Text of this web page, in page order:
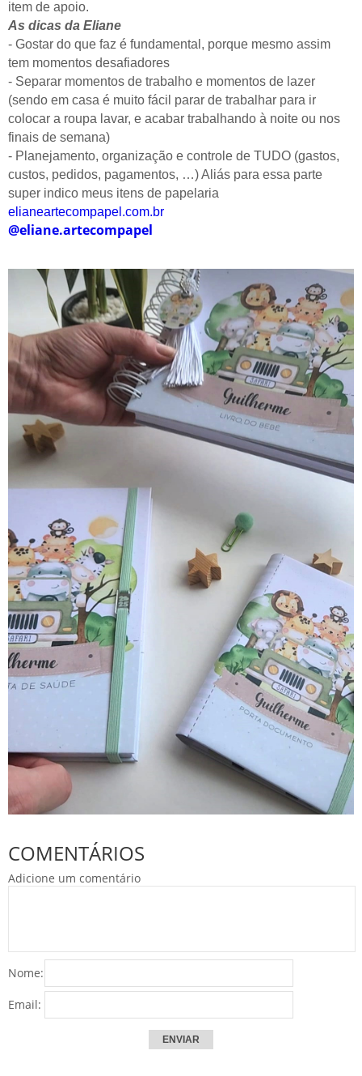
item de apoio.
As dicas da Eliane
- Gostar do que faz é fundamental, porque mesmo assim
tem momentos desafiadores
- Separar momentos de trabalho e momentos de lazer
(sendo em casa é muito fácil parar de trabalhar para ir
colocar a roupa lavar, e acabar trabalhando à noite ou nos
finais de semana)
- Planejamento, organização e controle de TUDO (gastos,
custos, pedidos, pagamentos, …) Aliás para essa parte
super indico meus itens de papelaria
elianeartecompapel.com.br
@eliane.artecompapel
COMENTÁRIOS
Adicione um comentário
Nome:
Email: